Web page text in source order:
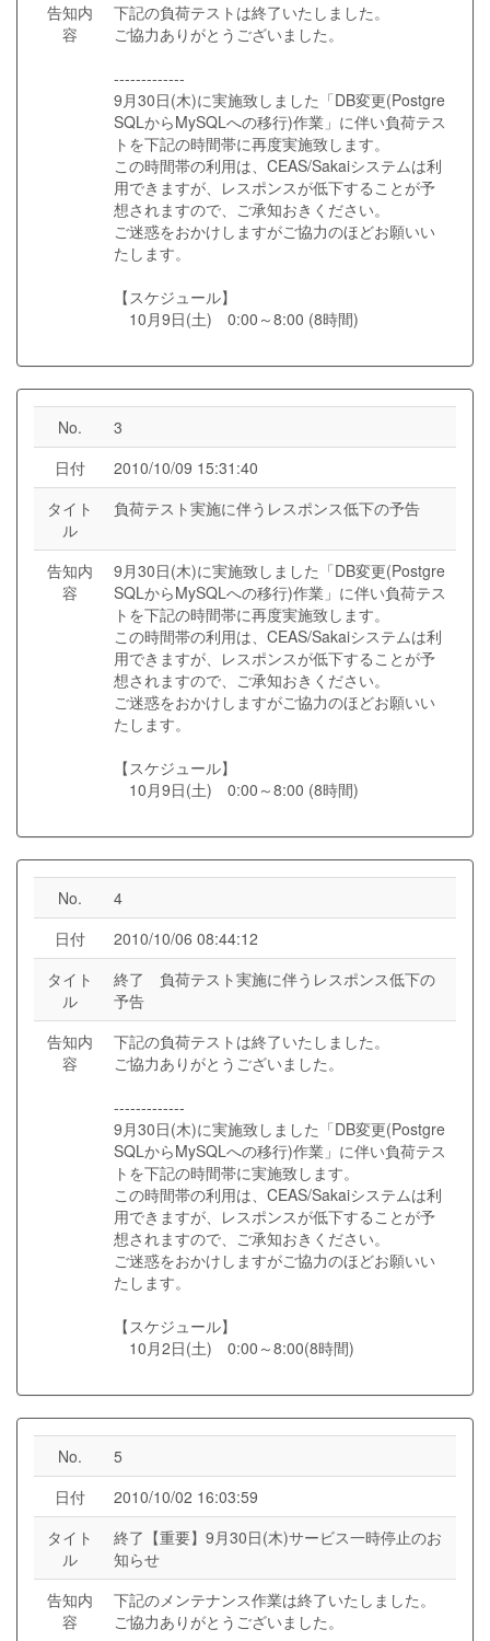
告知内
容
下記の負荷テストは終了いたしました。
ご協力ありがとうございました。
-------------
9月30日(木)に実施致しました「DB変更(Postgre
SQLからMySQLへの移行)作業」に伴い負荷テス
トを下記の時間帯に再度実施致します。
この時間帯の利用は、CEAS/Sakaiシステムは利
用できますが、レスポンスが低下することが予
想されますので、ご承知おきください。
ご迷惑をおかけしますがご協力のほどお願いい
たします。
【スケジュール】
10月9日(土) 0:00～8:00 (8時間)
No.
3
日付
2010/10/09 15:31:40
タイト
ル
負荷テスト実施に伴うレスポンス低下の予告
告知内
容
9月30日(木)に実施致しました「DB変更(Postgre
SQLからMySQLへの移行)作業」に伴い負荷テス
トを下記の時間帯に再度実施致します。
この時間帯の利用は、CEAS/Sakaiシステムは利
用できますが、レスポンスが低下することが予
想されますので、ご承知おきください。
ご迷惑をおかけしますがご協力のほどお願いい
たします。
【スケジュール】
10月9日(土) 0:00～8:00 (8時間)
No.
4
日付
2010/10/06 08:44:12
タイト
ル
終了 負荷テスト実施に伴うレスポンス低下の
予告
告知内
容
下記の負荷テストは終了いたしました。
ご協力ありがとうございました。
-------------
9月30日(木)に実施致しました「DB変更(Postgre
SQLからMySQLへの移行)作業」に伴い負荷テス
トを下記の時間帯に実施致します。
この時間帯の利用は、CEAS/Sakaiシステムは利
用できますが、レスポンスが低下することが予
想されますので、ご承知おきください。
ご迷惑をおかけしますがご協力のほどお願いい
たします。
【スケジュール】
10月2日(土) 0:00～8:00(8時間)
No.
5
日付
2010/10/02 16:03:59
タイト
ル
終了【重要】9月30日(木)サービス一時停止のお
知らせ
告知内
容
下記のメンテナンス作業は終了いたしました。
ご協力ありがとうございました。